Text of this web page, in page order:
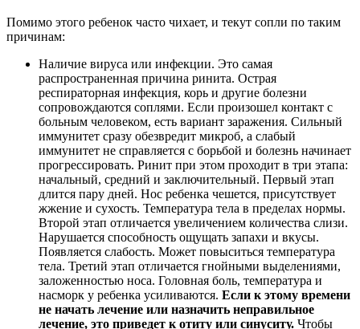
Помимо этого ребенок часто чихает, и текут сопли по таким
причинам:
Наличие вируса или инфекции. Это самая
распространенная причина ринита. Острая
респираторная инфекция, корь и другие болезни
сопровождаются соплями. Если произошел контакт с
больным человеком, есть вариант заражения. Сильный
иммунитет сразу обезвредит микроб, а слабый
иммунитет не справляется с борьбой и болезнь начинает
прогрессировать. Ринит при этом проходит в три этапа:
начальный, средний и заключительный. Первый этап
длится пару дней. Нос ребенка чешется, присутствует
жжение и сухость. Температура тела в пределах нормы.
Второй этап отличается увеличением количества слизи.
Нарушается способность ощущать запахи и вкусы.
Появляется слабость. Может повыситься температура
тела. Третий этап отличается гнойными выделениями,
заложенностью носа. Головная боль, температура и
насморк у ребенка усиливаются. Если к этому времени
не начать лечение или назначить неправильное
лечение, это приведет к отиту или синуситу. Чтобы